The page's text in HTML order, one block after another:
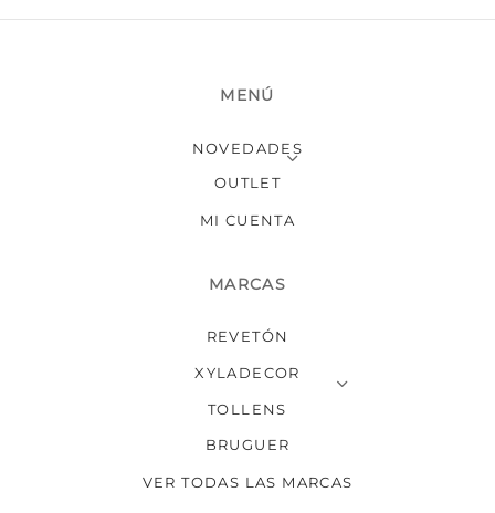
MENÚ
NOVEDADES
OUTLET
MI CUENTA
MARCAS
REVETÓN
XYLADECOR
TOLLENS
BRUGUER
VER TODAS LAS MARCAS